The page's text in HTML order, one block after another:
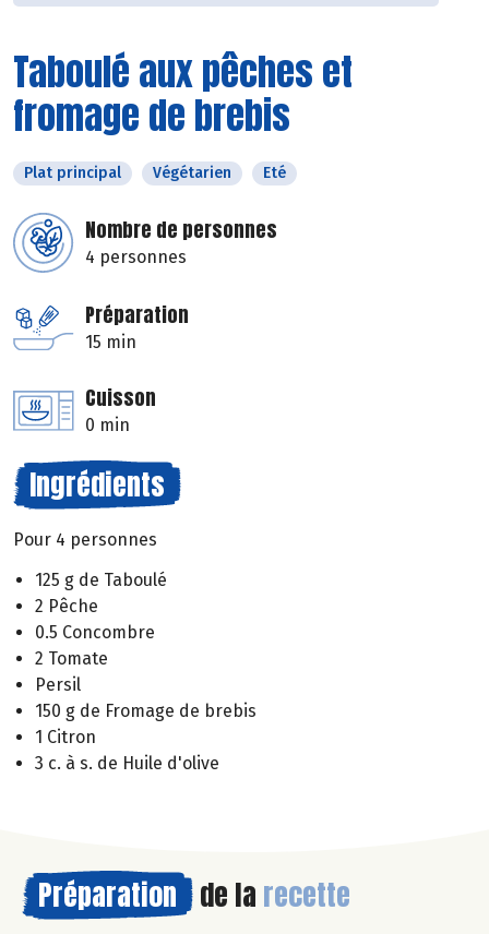
Taboulé aux pêches et
fromage de brebis
Plat principal Végétarien Eté
Nombre de personnes
4 personnes
Préparation
15 min
Cuisson
0 min
Ingrédients
Pour 4 personnes
125 g de Taboulé
2 Pêche
0.5 Concombre
2 Tomate
Persil
150 g de Fromage de brebis
1 Citron
3 c. à s. de Huile d'olive
Préparation de la recette